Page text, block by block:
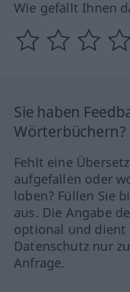
Wie gefällt Ihnen
Sie haben
Wörterbüchern?
Fehlt eine
aufgefallen oder
loben? Füllen Sie
aus. Die Angabe
optional und dient
Datenschutz nur
Anfrage.